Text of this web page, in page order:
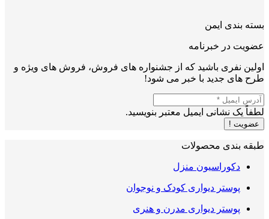
بسته بندی ایمن
عضویت در خبرنامه
اولین نفری باشید که از جشنواره های فروش، فروش های ویژه و
طرح های جدید با خبر می شود!
لطفاً یک نشانی ایمیل معتبر بنویسید.
عضویت !
طبقه بندی محصولات
دکوراسیون منزل
پوستر دیواری کودک و نوجوان
پوستر دیواری مدرن و هنری